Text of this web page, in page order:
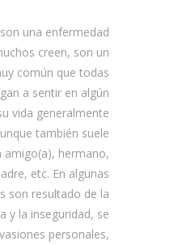
una enfermedad
creen, son un
común que todas
a sentir en algún
vida generalmente
también suele
amigo(a), hermano,
etc. En algunas
son resultado de la
y la inseguridad, se
personales,